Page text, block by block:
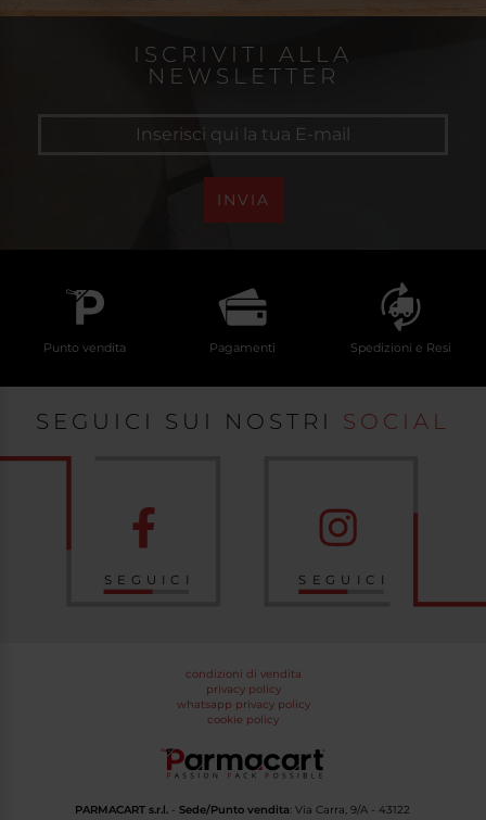
ISCRIVITI ALLA
NEWSLETTER
INVIA
Punto vendita Pagamenti Spedizioni e Resi
SEGUICI SUI NOSTRI SOCIAL
SEGUICI SEGUICI
condizioni di vendita
privacy policy
whatsapp privacy policy
cookie policy
PARMACART s.r.l. -Sede/Punto vendita: Via Carra, 9/A - 43122